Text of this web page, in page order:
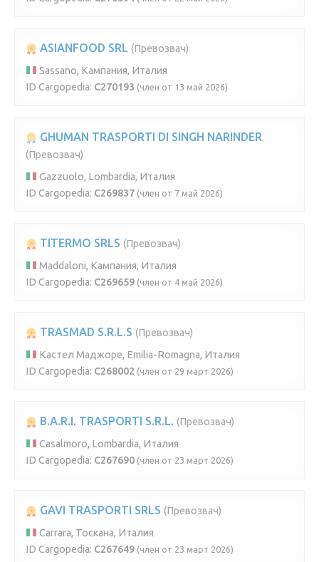
ASIANFOOD SRL (Превозвач)
Sassano, Кампания, Италия
ID Cargopedia: C270193 (член от 13 май 2026)
GHUMAN TRASPORTI DI SINGH NARINDER
(Превозвач)
Gazzuolo, Lombardia, Италия
ID Cargopedia: C269837 (член от 7 май 2026)
TITERMO SRLS (Превозвач)
Maddaloni, Кампания, Италия
ID Cargopedia: C269659 (член от 4 май 2026)
TRASMAD S.R.L.S (Превозвач)
Кастел Маджоре, Emilia-Romagna, Италия
ID Cargopedia: C268002 (член от 29 март 2026)
B.A.R.I. TRASPORTI S.R.L. (Превозвач)
Casalmoro, Lombardia, Италия
ID Cargopedia: C267690 (член от 23 март 2026)
GAVI TRASPORTI SRLS (Превозвач)
Carrara, Тоскана, Италия
ID Cargopedia: C267649 (член от 23 март 2026)